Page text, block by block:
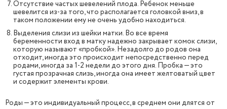
Отсутствие частых шевелений плода. Ребенок меньше
шевелится из-за того, что располагается головкой вниз, в
таком положении ему не очень удобно находиться.
Выделения слизи из шейки матки. Во все время
беременности вход в матку надежно закрывает комок слизи,
которую называют «пробкой». Незадолго до родов она
отходит, иногда это происходит непосредственно перед
родами, иногда за 1-2 недели до этого дня. Пробка — это
густая прозрачная слизь, иногда она имеет желтоватый цвет
и содержит элементы крови.
Роды — это индивидуальный процесс, в среднем они длятся от